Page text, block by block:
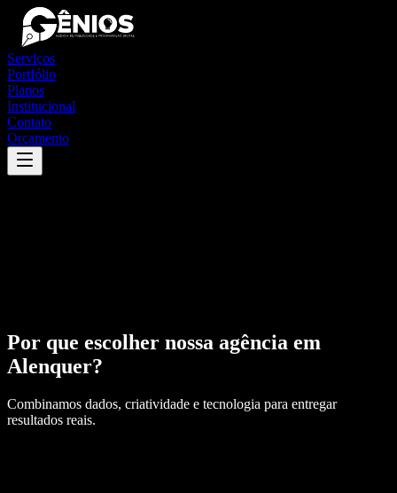
Serviços
Portfólio
Planos
Institucional
Contato
Orçamento
Por que escolher nossa agência em
Alenquer?
Combinamos dados, criatividade e tecnologia para entregar
resultados reais.